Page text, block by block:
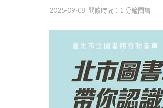
2025-09-08 閱讀時間：1 分鐘閱讀